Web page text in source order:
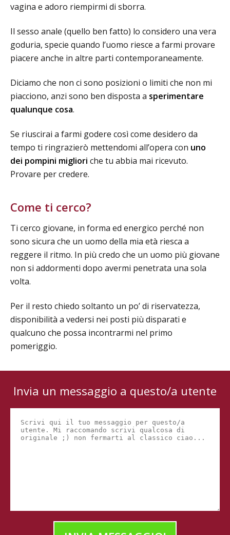
vagina e adoro riempirmi di sborra.
Il sesso anale (quello ben fatto) lo considero una vera
goduria, specie quando l’uomo riesce a farmi provare
piacere anche in altre parti contemporaneamente.
Diciamo che non ci sono posizioni o limiti che non mi
piacciono, anzi sono ben disposta a sperimentare
qualunque cosa.
Se riuscirai a farmi godere così come desidero da
tempo ti ringrazierò mettendomi all’opera con uno
dei pompini migliori che tu abbia mai ricevuto.
Provare per credere.
Come ti cerco?
Ti cerco giovane, in forma ed energico perché non
sono sicura che un uomo della mia età riesca a
reggere il ritmo. In più credo che un uomo più giovane
non si addormenti dopo avermi penetrata una sola
volta.
Per il resto chiedo soltanto un po’ di riservatezza,
disponibilità a vedersi nei posti più disparati e
qualcuno che possa incontrarmi nel primo
pomeriggio.
Invia un messaggio a questo/a utente